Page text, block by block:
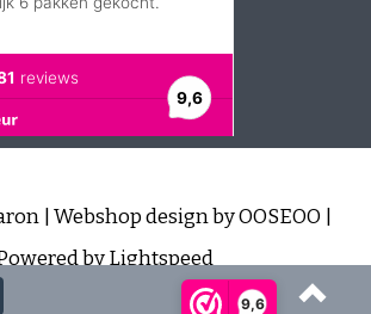
9,6
| Webshop design byOOSEOO
byLightspeed